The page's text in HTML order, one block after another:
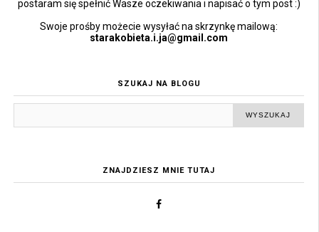
postaram się spełnić Wasze oczekiwania i napisać o tym post :)
Swoje prośby możecie wysyłać na skrzynkę mailową:
starakobieta.i.ja@gmail.com
SZUKAJ NA BLOGU
ZNAJDZIESZ MNIE TUTAJ